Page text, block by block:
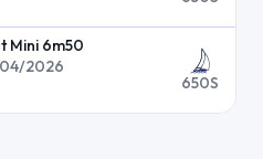
Mini 6m50
2026
650S